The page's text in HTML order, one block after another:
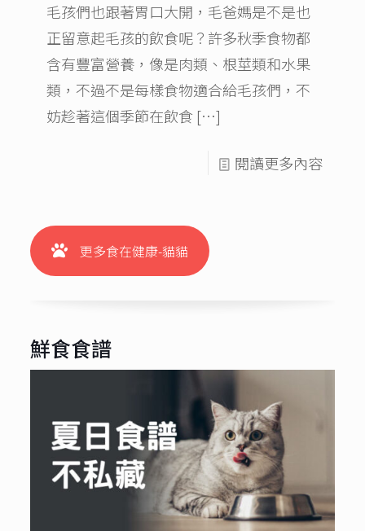
毛孩們也跟著胃口大開，毛爸媽是不是也
正留意起毛孩的飲食呢？許多秋季食物都
含有豐富營養，像是肉類、根莖類和水果
類，不過不是每樣食物適合給毛孩們，不
妨趁著這個季節在飲食 […]
閱讀更多內容
更多食在健康-貓貓
鮮食食譜